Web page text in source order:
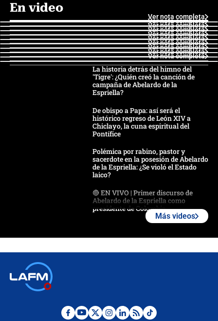
En video
Ver nota completa
Ver nota completa
Ver nota completa
Ver nota completa
Ver nota completa
Ver nota completa
Ver nota completa
Ver nota completa
Ver nota completa
Ver nota completa
La historia detrás del himno del
'Tigre': ¿Quién creó la canción de
campaña de Abelardo de la
Espriella?
De obispo a Papa: así será el
histórico regreso de León XIV a
Chiclayo, la cuna espiritual del
Pontífice
Polémica por rabino, pastor y
sacerdote en la posesión de Abelardo
de la Espriella: ¿Se violó el Estado
laico?
🔴 EN VIVO | Primer discurso de
Abelardo de la Espriella como
presidente de Colombia
Desde dermatitis hasta infecciones:
Más videos